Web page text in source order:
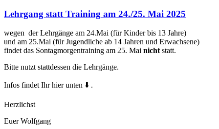
Lehrgang statt Training am 24./25. Mai 2025
wegen der Lehrgänge am 24.Mai (für Kinder bis 13 Jahre)
und am 25.Mai (für Jugendliche ab 14 Jahren und Erwachsene)
findet das Sontagmorgentraining am 25. Mai nicht statt.
Bitte nutzt stattdessen die Lehrgänge.
Infos findet Ihr hier unten ⬇️ .
Herzlichst
Euer Wolfgang